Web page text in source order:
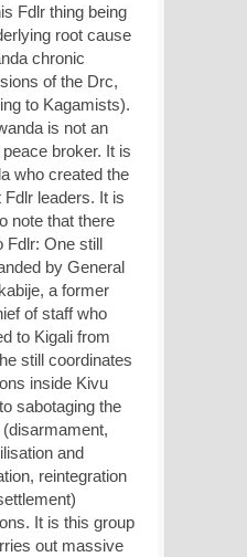
Fdlr thing being
root cause
chronic
of the Drc,
to Kagamists).
is not an
broker. It is
who created the
Fdlr leaders. It is
note that there
Fdlr: One still
by General
a former
of staff who
to Kigali from
still coordinates
inside Kivu
sabotaging the
and
reintegration
It is this group
out massive